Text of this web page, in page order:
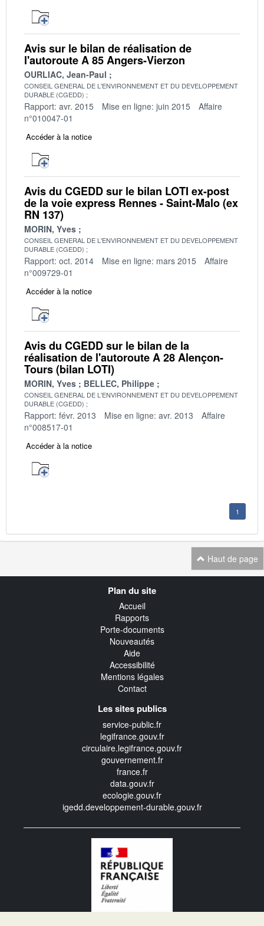
Avis sur le bilan de réalisation de
l'autoroute A 85 Angers-Vierzon
OURLIAC, Jean-Paul
CONSEIL GENERAL DE L'ENVIRONNEMENT ET DU DEVELOPPEMENT
DURABLE (CGEDD)
Rapport: avr. 2015 Mise en ligne: juin 2015
Affaire
n°010047-01
Accéder à la notice
Avis du CGEDD sur le bilan LOTI ex-post
de la voie express Rennes - Saint-Malo (ex
RN 137)
MORIN, Yves
CONSEIL GENERAL DE L'ENVIRONNEMENT ET DU DEVELOPPEMENT
DURABLE (CGEDD)
Rapport: oct. 2014 Mise en ligne: mars 2015
Affaire
n°009729-01
Accéder à la notice
Avis du CGEDD sur le bilan de la
réalisation de l'autoroute A 28 Alençon-
Tours (bilan LOTI)
MORIN, Yves BELLEC, Philippe
CONSEIL GENERAL DE L'ENVIRONNEMENT ET DU DEVELOPPEMENT
DURABLE (CGEDD)
Rapport: févr. 2013 Mise en ligne: avr. 2013
Affaire
n°008517-01
Accéder à la notice
1
Haut de page
Plan du site
Accueil
Rapports
Porte-documents
Nouveautés
Aide
Accessibilité
Mentions légales
Contact
Les sites publics
service-public.fr
legifrance.gouv.fr
circulaire.legifrance.gouv.fr
gouvernement.fr
france.fr
data.gouv.fr
ecologie.gouv.fr
igedd.developpement-durable.gouv.fr